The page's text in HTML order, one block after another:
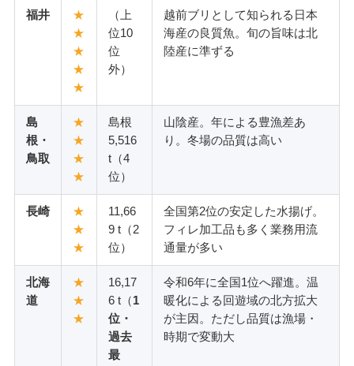
福井
★
★
★
★
★
（上
位10
位
外）
越前ブリとして知られる日本
海産の良質魚。旬の旨味は北
陸産に準ずる
島
根・
鳥取
★
★
★
★
島根
5,516
t（4
位）
山陰産。年による豊漁差あ
り。冬場の品質は高い
長崎
★
★
★
11,66
9 t（2
位）
全国第2位の安定した水揚げ。
フィレ加工品も多く業務用流
通量が多い
北海
道
★
★
★
16,17
6 t（1
位・
過去
最
令和6年に全国1位へ躍進。温
暖化による回遊域の北方拡大
が主因。ただし品質は漁場・
時期で変動大